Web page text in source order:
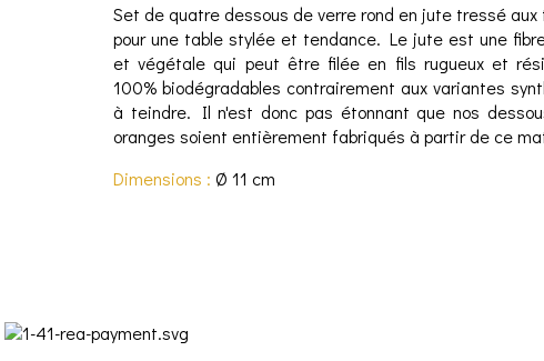
Set de quatre dessous de verre rond en jute tressé
pour une table stylée et tendance. Le jute est une
et végétale qui peut être filée en fils rugueux et
100% biodégradables contrairement aux variantes
à teindre. Il n'est donc pas étonnant que nos
oranges soient entièrement fabriqués à partir de ce
Dimensions : Ø 11 cm